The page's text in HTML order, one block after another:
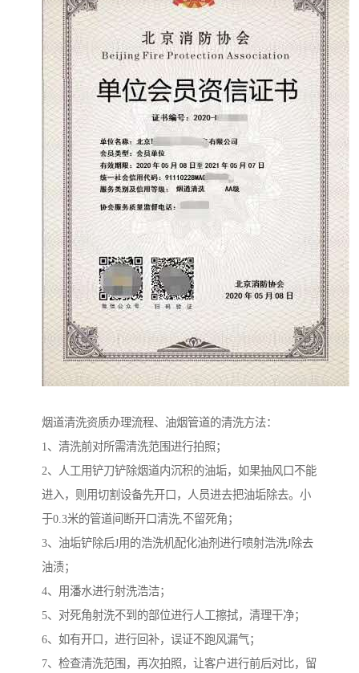
烟道清洗资质办理流程、油烟管道的清洗方法：
1、清洗前对所需清洗范围进行拍照；
2、人工用铲刀铲除烟道内沉积的油垢，如果抽风口不能
进入，则用切割设备先开口，人员进去把油垢除去。小
于0.3米的管道间断开口清洗,不留死角；
3、油垢铲除后J用的浩洗机配化油剂进行喷射浩洗J除去
油渍；
4、用潘水进行射洗浩洁；
5、对死角射洗不到的部位进行人工擦拭，清理干净；
6、如有开口，进行回补，误证不跑风漏气；
7、检查清洗范围，再次拍照，让客户进行前后对比，留